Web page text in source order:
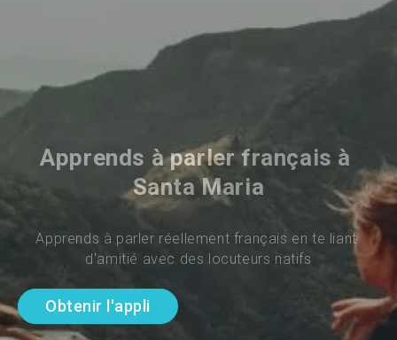
Apprends à parler français à
Santa Maria
Apprends à parler réellement français en te liant
d'amitié avec des locuteurs natifs
Obtenir l'appli